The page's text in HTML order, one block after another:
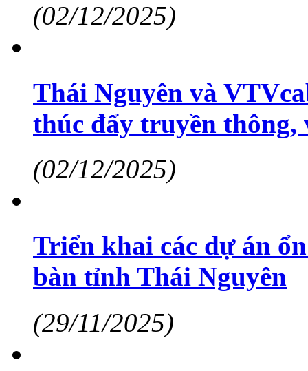
(02/12/2025)
Thái Nguyên và
thúc đẩy truyền thông,
(02/12/2025)
Triển khai các dự án
bàn tỉnh Thái Nguyên
(29/11/2025)